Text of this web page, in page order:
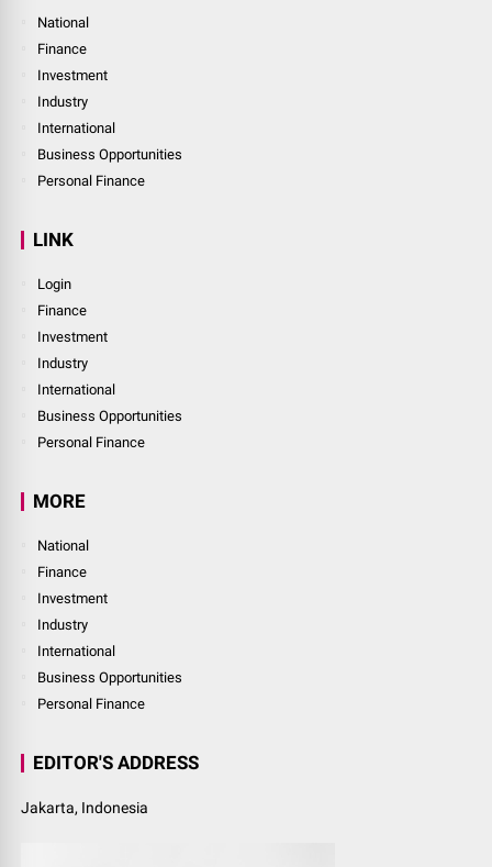
National
Finance
Investment
Industry
International
Business Opportunities
Personal Finance
LINK
Login
Finance
Investment
Industry
International
Business Opportunities
Personal Finance
MORE
National
Finance
Investment
Industry
International
Business Opportunities
Personal Finance
EDITOR'S ADDRESS
Jakarta, Indonesia